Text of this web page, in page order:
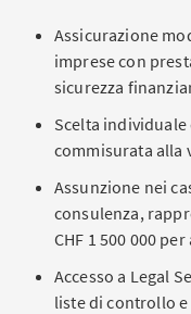
Assicurazione
imprese con
sicurezza
Scelta
commisurata alla
Assunzione nei
consulenza,
CHF 1 500 000
Accesso a Legal
liste di controllo